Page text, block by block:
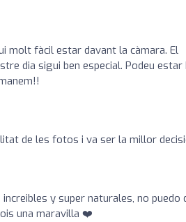
molt fàcil estar davant la càmara. El
dia sigui ben especial. Podeu estar
de les fotos i va ser la millor
y super naturales, no puedo
una maravilla ❤️